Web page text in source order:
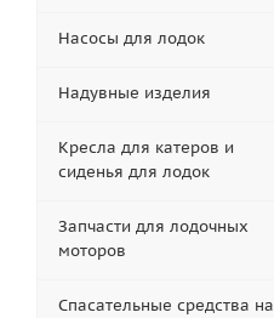
Насосы для лодок
Надувные изделия
Кресла для катеров и
сиденья для лодок
Запчасти для лодочных
моторов
Спасательные средства на